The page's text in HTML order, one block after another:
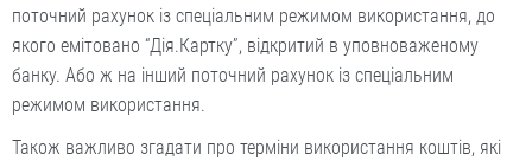
поточний рахунок із спеціальним режимом використання, до
якого емітовано “Дія.Картку”, відкритий в уповноваженому
банку. Або ж на інший поточний рахунок із спеціальним
режимом використання.
Також важливо згадати про терміни використання коштів, які